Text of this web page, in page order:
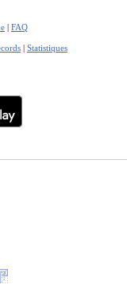
| FAQ
| Statistiques